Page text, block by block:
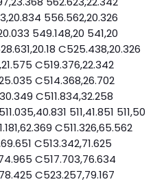
556.562,20.326
549.148,20 541,20
C525.438,20.326
C519.376,22.342
C514.368,26.702
C511.834,32.258
511,41.851 511,50
C511.326,65.562
C513.342,71.625
C517.703,76.634
C523.257,79.167